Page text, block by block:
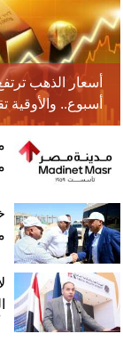
أسبوع.. والأوقية